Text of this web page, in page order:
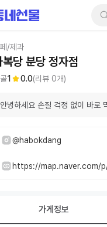
/제과
복당 분당 정자점
1 0.0(리뷰 0개)
안녕하세요 손질 걱정 없이 바로
@habokdang
가게정보